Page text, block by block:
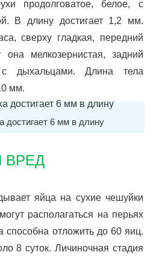
продолговатое, белое, с
В длину достигает 1,2 мм.
сверху гладкая, передний
мелкозернистая, задний
дыхальцами. Длина тела
мм.
достигает 6 мм в длину
яйца на сухие чешуйки
располагаться на перьях
способна отложить до 60 яиц.
8 суток. Личиночная стадия